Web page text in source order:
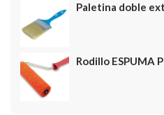
Paletina doble
Rodillo ESPUMA